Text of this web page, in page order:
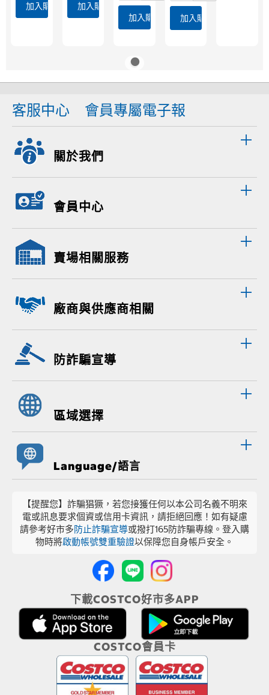
加入購物車 加入購物車
加入購物車 加入購物車
客服中心 會員專屬電子報
關於我們
會員中心
賣場相關服務
廠商與供應商相關
防詐騙宣導
區域選擇
Language/語言
【提醒您】詐騙猖獗，若您接獲任何以本公司名義不明來
電或訊息要求個資或信用卡資訊，請拒絕回應！如有疑慮
請參考好市多防止詐騙宣導或撥打165防詐騙專線。登入購
物時將啟動帳號雙重驗證以保障您自身帳戶安全。
下載COSTCO好市多APP
COSTCO會員卡